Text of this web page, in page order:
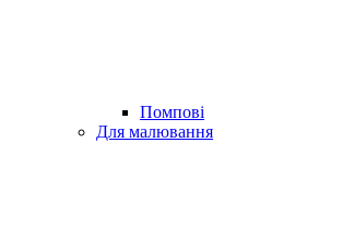
Помпові
Для малювання